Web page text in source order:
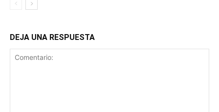
DEJA UNA RESPUESTA